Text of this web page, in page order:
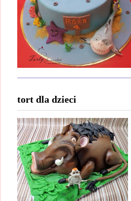
tort dla dzieci